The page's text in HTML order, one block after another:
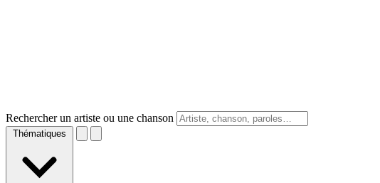
Rechercher un artiste ou une chanson
Thématiques